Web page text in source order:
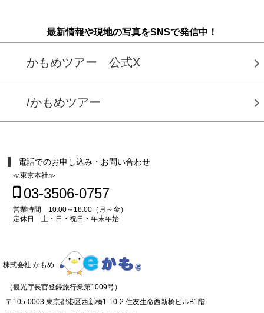
最新情報や現地の写真をSNSで発信中！
かもめツアー 公式X
/かもめツアー
電話でのお申し込み・お問い合わせ
≪東京本社≫
03-3506-0757
営業時間 10:00～18:00（月～金）
定休日 土・日・祝日・年末年始
株式会社 かもめ
（観光庁長官登録旅行業第1009号）
〒105-0003 東京都港区西新橋1-10-2 住友生命西新橋ビルB1階